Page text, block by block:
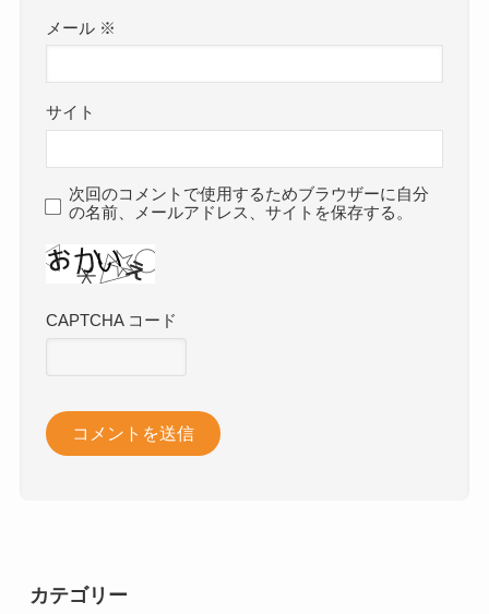
メール ※
サイト
次回のコメントで使用するためブラウザーに自分
の名前、メールアドレス、サイトを保存する。
CAPTCHA コード
カテゴリー